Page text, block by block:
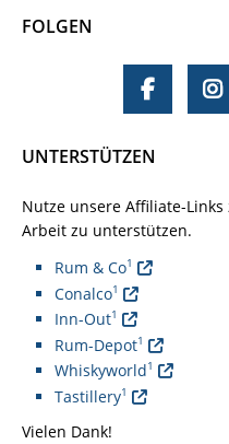
FOLGEN
UNTERSTÜTZEN
Nutze unsere Affiliate-
Arbeit zu unterstützen.
Rum & Co1
Conalco1
Inn-Out1
Rum-Depot1
Whiskyworld1
Tastillery1
Vielen Dank!